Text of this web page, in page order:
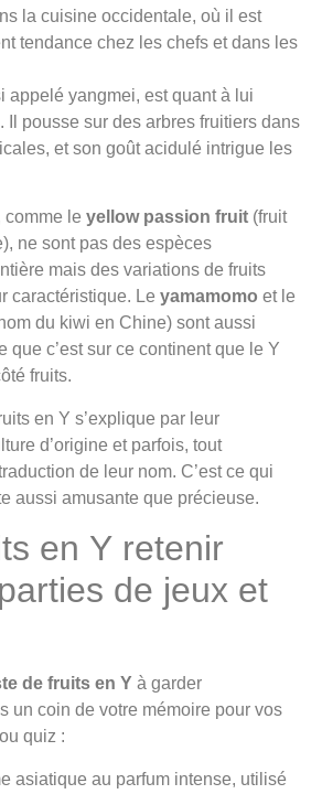
la cuisine occidentale, où il est
tendance chez les chefs et dans les
appelé yangmei, est quant à lui
Il pousse sur des arbres fruitiers dans
et son goût acidulé intrigue les
comme le yellow passion fruit (fruit
ne sont pas des espèces
mais des variations de fruits
caractéristique. Le yamamomo et le
du kiwi en Chine) sont aussi
que c’est sur ce continent que le Y
fruits.
en Y s’explique par leur
d’origine et parfois, tout
de leur nom. C’est ce qui
aussi amusante que précieuse.
en Y retenir
de jeux et
de fruits en Y à garder
un coin de votre mémoire pour vos
quiz :
asiatique au parfum intense, utilisé